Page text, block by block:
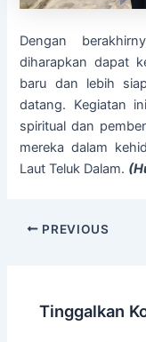
Dengan
diharapkan dapat
baru dan lebih
datang. Kegiatan
spiritual dan
mereka dalam
Laut Teluk Dalam.
PREVIOUS
Tinggalkan